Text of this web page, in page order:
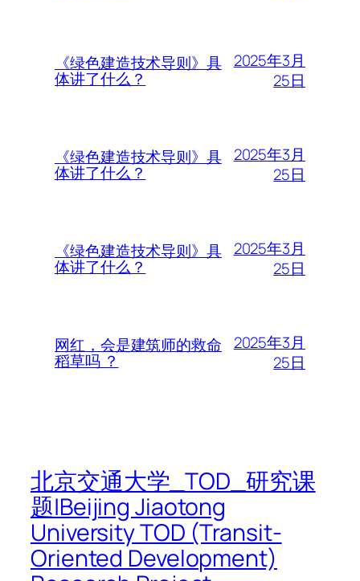
《绿色建造技术导则》具
体讲了什么？
2025年3月
25日
《绿色建造技术导则》具
体讲了什么？
2025年3月
25日
《绿色建造技术导则》具
体讲了什么？
2025年3月
25日
网红，会是建筑师的救命
稻草吗 ？
2025年3月
25日
北京交通大学_TOD_研究课
题|Beijing Jiaotong
University TOD (Transit-
Oriented Development)